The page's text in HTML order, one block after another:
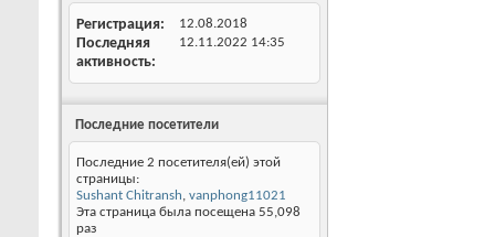
Регистрация 12.08.2018
Последняя
активность
12.11.2022 14:35
Последние посетители
Последние 2 посетителя(ей) этой
страницы:
Sushant Chitransh, vanphong11021
Эта страница была посещена 55,098
раз